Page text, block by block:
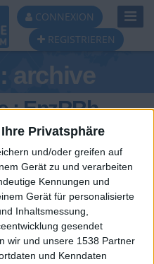
Privatsphäre
und/oder greifen auf
Gerät zu und verarbeiten
Kennungen und
Gerät für personalisierte
Inhaltsmessung,
gesendet
wir und unsere 1538 Partner
und Kenndaten
CONNEXION
REGISTRIEREN
archive
: EnzRRh